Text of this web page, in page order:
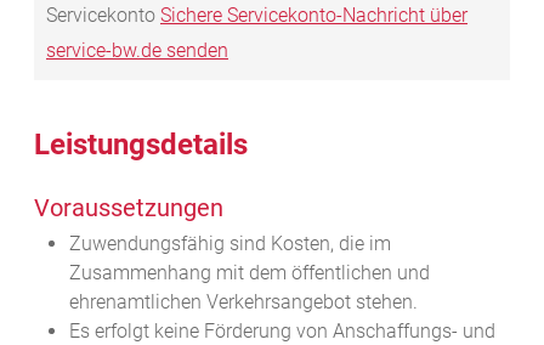
Servicekonto Sichere Servicekonto-Nachricht über
service-bw.de senden
Leistungsdetails
Voraussetzungen
Zuwendungsfähig sind Kosten, die im
Zusammenhang mit dem öffentlichen und
ehrenamtlichen Verkehrsangebot stehen.
Es erfolgt keine Förderung von Anschaffungs- und